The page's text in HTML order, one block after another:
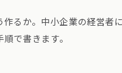
るか。中小企業の経営者
で書きます。